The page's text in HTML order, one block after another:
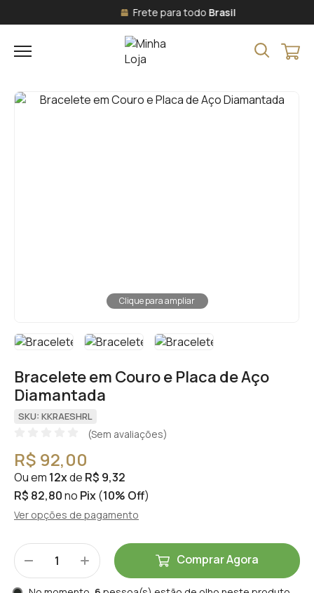
Frete para todoBrasil
Clique para ampliar
Bracelete em Couro e Placa de Aço
Diamantada
SKU: KKRAESHRL
(Sem avaliações)
R$ 92,00
Ou em 12xde R$ 9,32
R$ 82,80no Pix(10% Off)
Ver opções de pagamento
Comprar Agora